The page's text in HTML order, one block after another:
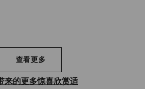
查看更多
来的更多惊喜欣赏适